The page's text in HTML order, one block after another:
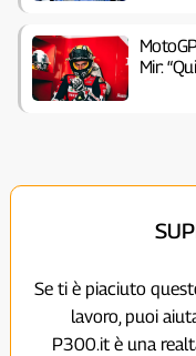
Mir:
Se ti è piaciuto
lavoro, puoi
P300.it è una